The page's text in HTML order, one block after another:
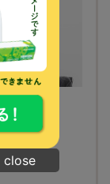
close